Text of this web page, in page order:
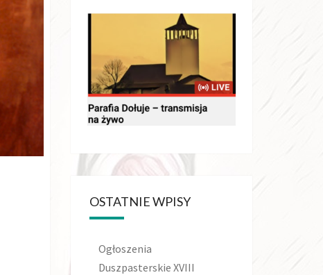
OSTATNIE WPISY
Ogłoszenia
Duszpasterskie XVIII